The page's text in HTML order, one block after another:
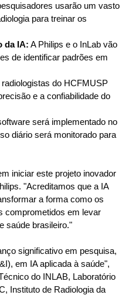
usarão um vasto
para treinar os
da IA: A Philips e o InLab vão
de identificar padrões em
do HCFMUSP
e a confiabilidade do
será implementado no
diário será monitorado para
iniciar este projeto inovador
"Acreditamos que a IA
a forma como os
comprometidos em levar
saúde brasileiro."
significativo em pesquisa,
em IA aplicada à saúde",
do INLAB, Laboratório
Instituto de Radiologia da